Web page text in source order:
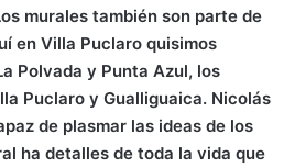
murales también son parte de
en Villa Puclaro quisimos
Polvada y Punta Azul, los
Puclaro y Gualliguaica. Nicolás
de plasmar las ideas de los
ha detalles de toda la vida que